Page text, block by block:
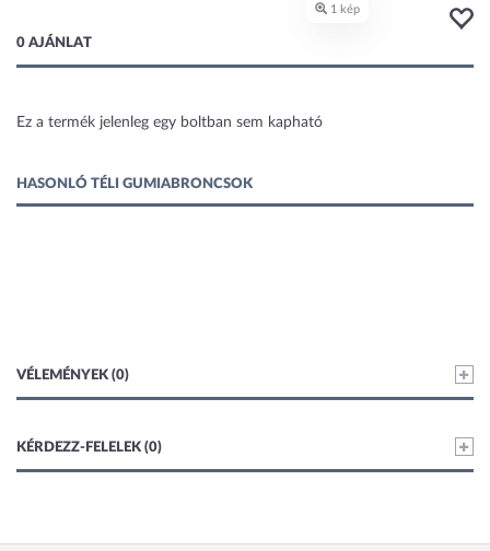
0 AJÁNLAT
Ez a termék jelenleg egy boltban sem kapható
HASONLÓ TÉLI GUMIABRONCSOK
VÉLEMÉNYEK (0)
KÉRDEZZ-FELELEK (0)